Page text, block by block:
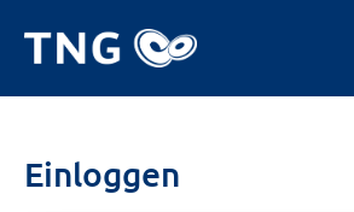
Einloggen